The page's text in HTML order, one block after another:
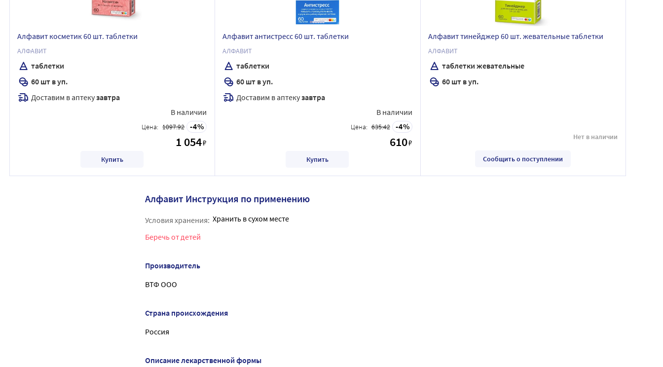
Алфавит косметик 60 шт. таблетки
АЛФАВИТ
таблетки
60 шт в уп.
Доставим в аптекузавтра
В наличии
Цена: 1097.92 4
1 054₽
Купить
Алфавит антистресс 60 шт. таблетки
АЛФАВИТ
таблетки
60 шт в уп.
Доставим в аптекузавтра
В наличии
Цена: 635.42 4
610₽
Купить
Алфавит тинейджер 60 шт. жевательные таблетки
АЛФАВИТ
таблетки жевательные
60 шт в уп.
Нет в наличии
Сообщить о поступлении
Алфавит Инструкция по применению
Условия хранения: Хранить в сухом месте
Беречь от детей
Производитель
ВТФ ООО
Страна происхождения
Россия
Описание лекарственной формы